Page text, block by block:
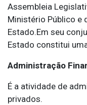
Assembleia
Ministério Público e
Estado.Em seu
Estado constitui
Administração
É a atividade de
privados.